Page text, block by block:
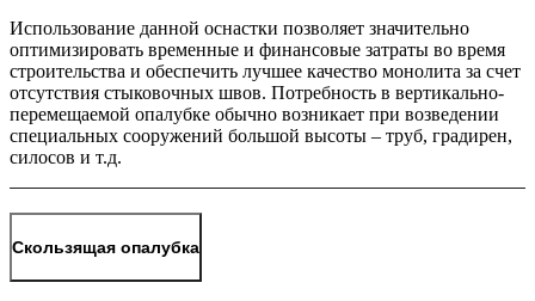
Использование данной оснастки позволяет значительно
оптимизировать временные и финансовые затраты во время
строительства и обеспечить лучшее качество монолита за счет
отсутствия стыковочных швов. Потребность в вертикально-
перемещаемой опалубке обычно возникает при возведении
специальных сооружений большой высоты – труб, градирен,
силосов и т.д.
Скользящая опалубка